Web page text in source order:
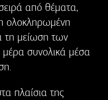
από θέματα,
ολοκληρωμένη
τη μείωση των
συνολικά μέσα
πλαίσια της